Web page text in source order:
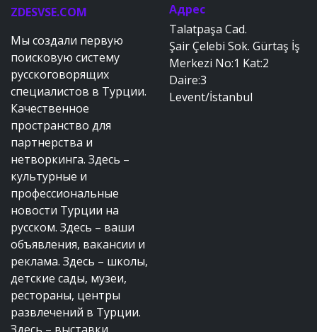
ZDESVSE.COM
Мы создали первую
поисковую систему
русскоговорящих
специалистов в Турции.
Качественное
пространство для
партнерства и
нетворкинга. Здесь –
культурные и
профессиональные
новости Турции на
русском. Здесь – ваши
объявления, вакансии и
реклама. Здесь – школы,
детские сады, музеи,
рестораны, центры
развлечений в Турции.
Адрес
Talatpaşa Cad.
Şair Çelebi Sok. Gürtaş İş
Merkezi No:1 Kat:2
Daire:3
Levent/İstanbul